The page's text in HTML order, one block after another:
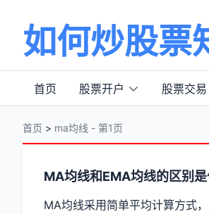
如何炒股票
首页 股票开户 股票交易
首页 > ma均线 - 第1页
分
类
MA均线和EMA均线的区别是
MA均线采用简单平均计算方式